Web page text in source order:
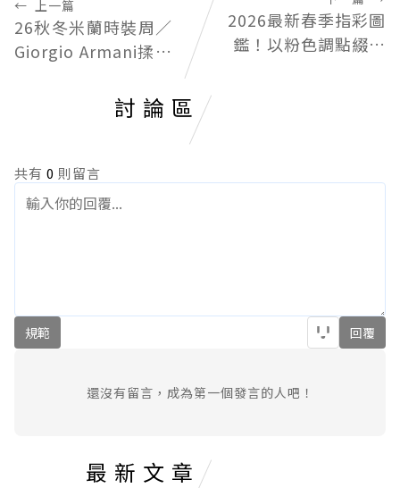
← 上一篇
26秋冬米蘭時裝周／
Giorgio Armani揉合
2026最新春季指彩圖
鑑！以粉色調點綴為
討論區
共有 0 則留言
規範 回覆
還沒有留言，成為第一個發言的人吧！
最新文章